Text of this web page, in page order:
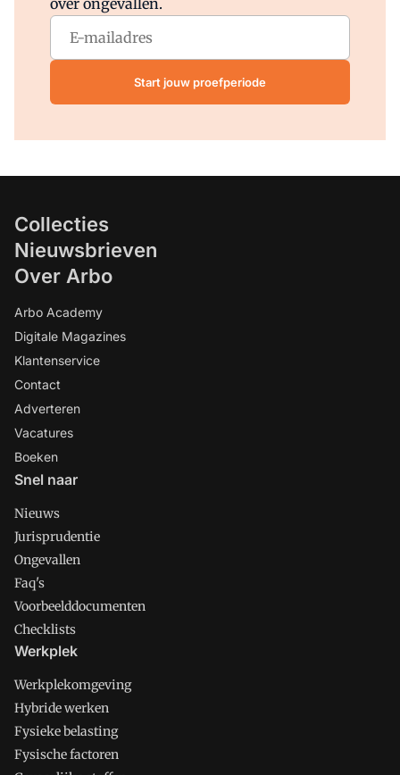
over ongevallen.
Start jouw proefperiode
Collecties
Nieuwsbrieven
Over Arbo
Arbo Academy
Digitale Magazines
Klantenservice
Contact
Adverteren
Vacatures
Boeken
Snel naar
Nieuws
Jurisprudentie
Ongevallen
Faq's
Voorbeelddocumenten
Checklists
Werkplek
Werkplekomgeving
Hybride werken
Fysieke belasting
Fysische factoren